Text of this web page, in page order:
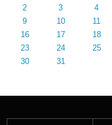
2
3 4
9
10 11
16
17 18
23
24 25
30
31